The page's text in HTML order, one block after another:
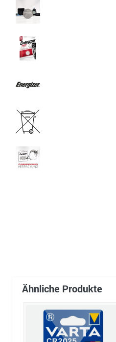
Ähnliche Produkte